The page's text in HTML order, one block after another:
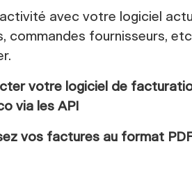
avec votre logiciel
commandes fournisseurs,
votre logiciel de
via les API
vos factures au format